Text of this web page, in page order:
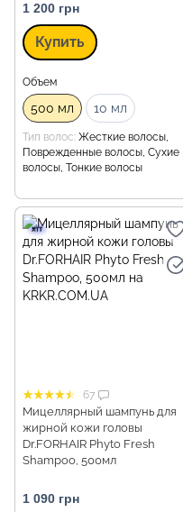
1 200 грн
Купить
Объем
500 мл 10 мл
Тип волос Жесткие волосы,
Поврежденные волосы, Сухие
волосы, Тонкие волосы
67
Мицеллярный шампунь для
жирной кожи головы
Dr.FORHAIR Phyto Fresh
Shampoo, 500мл
1 090 грн